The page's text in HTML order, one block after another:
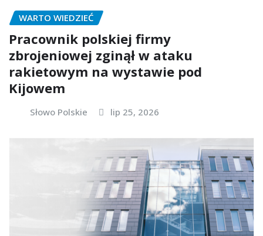
WARTO WIEDZIEĆ
Pracownik polskiej firmy
zbrojeniowej zginął w ataku
rakietowym na wystawie pod
Kijowem
Słowo Polskie lip 25, 2026